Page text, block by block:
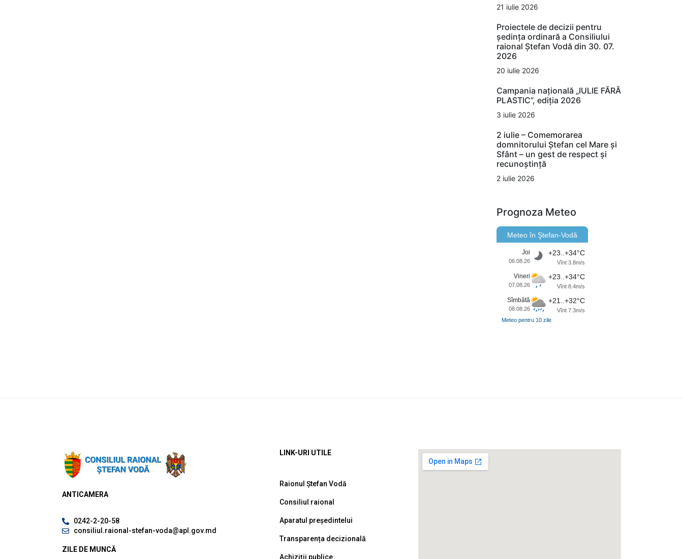
21 iulie 2026
Proiectele de decizii pentru
ședința ordinară a Consiliului
raional Ștefan Vodă din 30. 07.
2026
20 iulie 2026
Campania națională „IULIE FĂRĂ
PLASTIC”, ediția 2026
3 iulie 2026
2 iulie – Comemorarea
domnitorului Ștefan cel Mare și
Sfânt – un gest de respect și
recunoștință
2 iulie 2026
Prognoza Meteo
Meteo în Ştefan-Vodă
Joi
06.08.26
+23..+34°C
Vînt 3.8m/s
Vineri
07.08.26
+23..+34°C
Vînt 8.4m/s
Sîmbătă
08.08.26
+21..+32°C
Vînt 7.3m/s
Meteo pentru 10 zile
ANTICAMERA
0242-2-20-58
consiliul.raional-stefan-voda@apl.gov.md
ZILE DE MUNCĂ
LINK-URI UTILE
Raionul Ștefan Vodă
Consiliul raional
Aparatul președintelui
Transparența decizională
Achiziții publice